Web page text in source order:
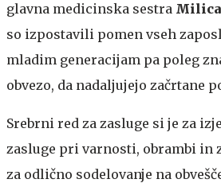
glavna medicinska sestra Milica
so izpostavili pomen vseh
mladim generacijam pa poleg
obvezo, da nadaljujejo začrtane
Srebrni red za zasluge si je za
zasluge pri varnosti, obrambi in
za odlično sodelovanje na